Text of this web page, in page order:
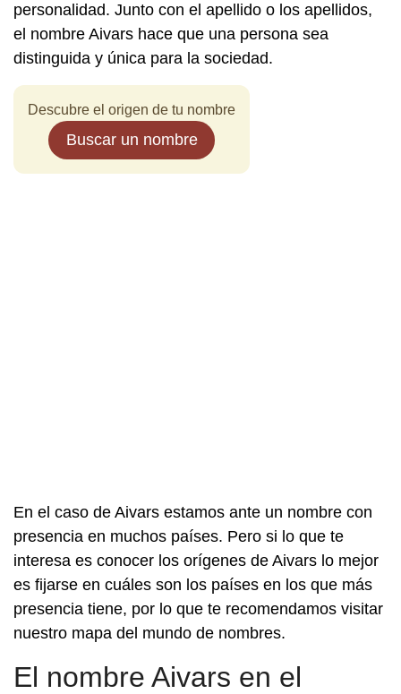
personalidad. Junto con el apellido o los apellidos,
el nombre Aivars hace que una persona sea
distinguida y única para la sociedad.
Descubre el origen de tu nombre
Buscar un nombre
En el caso de Aivars estamos ante un nombre con
presencia en muchos países. Pero si lo que te
interesa es conocer los orígenes de Aivars lo mejor
es fijarse en cuáles son los países en los que más
presencia tiene, por lo que te recomendamos visitar
nuestro mapa del mundo de nombres.
El nombre Aivars en el